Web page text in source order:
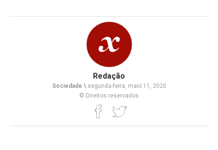
Redação
Sociedade \segunda-feira, maio 11, 2020
© Direitos reservados